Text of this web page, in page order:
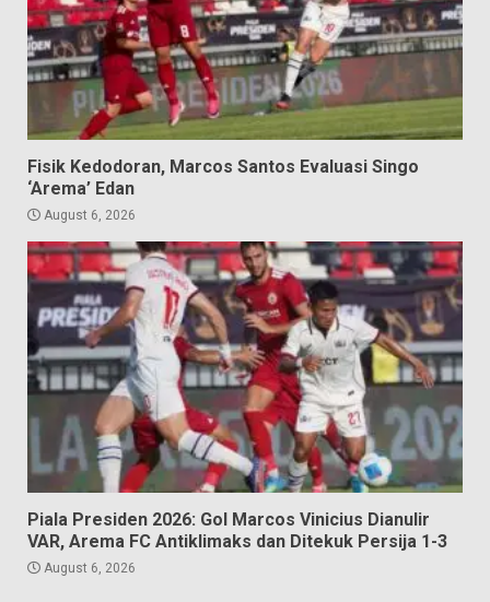
Fisik Kedodoran, Marcos Santos Evaluasi Singo
‘Arema’ Edan
August 6, 2026
Piala Presiden 2026: Gol Marcos Vinicius Dianulir
VAR, Arema FC Antiklimaks dan Ditekuk Persija 1-3
August 6, 2026